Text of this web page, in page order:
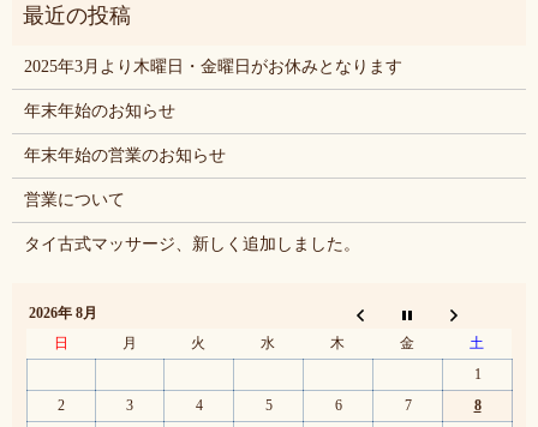
2025年3月より木曜日・金曜日がお休みとなります
年末年始のお知らせ
年末年始の営業のお知らせ
営業について
タイ古式マッサージ、新しく追加しました。
2026年 8月
日
月 火 水 木 金
土
1
2
3 4 5 6 7
8